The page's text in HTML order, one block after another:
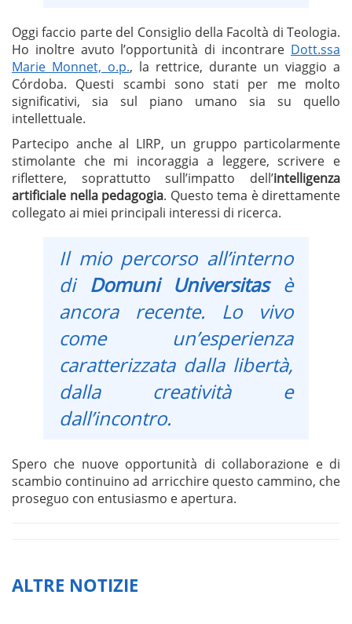
Oggi faccio parte del Consiglio della Facoltà di Teologia.
Ho inoltre avuto l’opportunità di incontrare Dott.ssa
Marie Monnet, o.p., la rettrice, durante un viaggio a
Córdoba. Questi scambi sono stati per me molto
significativi, sia sul piano umano sia su quello
intellettuale.
Partecipo anche al LIRP, un gruppo particolarmente
stimolante che mi incoraggia a leggere, scrivere e
riflettere, soprattutto sull’impatto dell’intelligenza
artificiale nella pedagogia. Questo tema è direttamente
collegato ai miei principali interessi di ricerca.
Il mio percorso all’interno
di Domuni Universitasè
ancora recente. Lo vivo
come un’esperienza
caratterizzata dalla libertà,
dalla creatività e
dall’incontro.
Spero che nuove opportunità di collaborazione e di
scambio continuino ad arricchire questo cammino, che
proseguo con entusiasmo e apertura.
ALTRE NOTIZIE